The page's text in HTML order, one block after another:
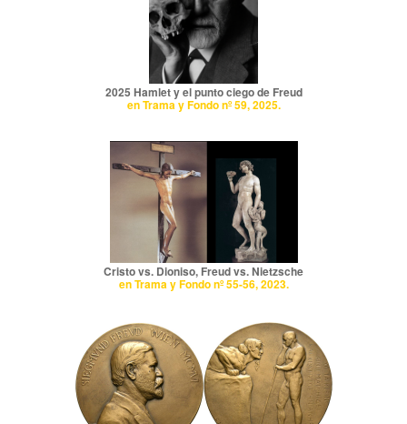
2025 Hamlet y el punto ciego de Freud
en Trama y Fondo nº 59, 2025.
Cristo vs. Dioniso, Freud vs. Nietzsche
en Trama y Fondo nº 55-56, 2023.